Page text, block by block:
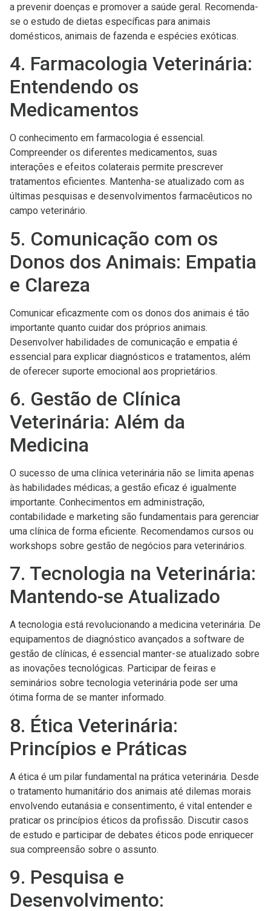
a prevenir doenças e promover a saúde geral. Recomenda-
se o estudo de dietas específicas para animais
domésticos, animais de fazenda e espécies exóticas.
4. Farmacologia Veterinária:
Entendendo os
Medicamentos
O conhecimento em farmacologia é essencial.
Compreender os diferentes medicamentos, suas
interações e efeitos colaterais permite prescrever
tratamentos eficientes. Mantenha-se atualizado com as
últimas pesquisas e desenvolvimentos farmacêuticos no
campo veterinário.
5. Comunicação com os
Donos dos Animais: Empatia
e Clareza
Comunicar eficazmente com os donos dos animais é tão
importante quanto cuidar dos próprios animais.
Desenvolver habilidades de comunicação e empatia é
essencial para explicar diagnósticos e tratamentos, além
de oferecer suporte emocional aos proprietários.
6. Gestão de Clínica
Veterinária: Além da
Medicina
O sucesso de uma clínica veterinária não se limita apenas
às habilidades médicas; a gestão eficaz é igualmente
importante. Conhecimentos em administração,
contabilidade e marketing são fundamentais para gerenciar
uma clínica de forma eficiente. Recomendamos cursos ou
workshops sobre gestão de negócios para veterinários.
7. Tecnologia na Veterinária:
Mantendo-se Atualizado
A tecnologia está revolucionando a medicina veterinária. De
equipamentos de diagnóstico avançados a software de
gestão de clínicas, é essencial manter-se atualizado sobre
as inovações tecnológicas. Participar de feiras e
seminários sobre tecnologia veterinária pode ser uma
ótima forma de se manter informado.
8. Ética Veterinária:
Princípios e Práticas
A ética é um pilar fundamental na prática veterinária. Desde
o tratamento humanitário dos animais até dilemas morais
envolvendo eutanásia e consentimento, é vital entender e
praticar os princípios éticos da profissão. Discutir casos
de estudo e participar de debates éticos pode enriquecer
sua compreensão sobre o assunto.
9. Pesquisa e
Desenvolvimento: